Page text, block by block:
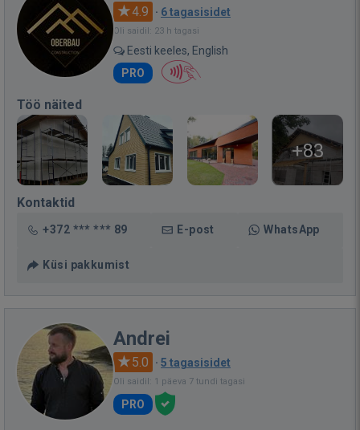
4.9 · 6 tagasisidet
Oli saidil: 23 h tagasi
Eesti keeles, English
PRO
Töö näited
+83
Kontaktid
+372 *** *** 89 E-post WhatsApp
Küsi pakkumist
Andrei
5.0 · 5 tagasisidet
Oli saidil: 1 päeva 7 tundi tagasi
PRO